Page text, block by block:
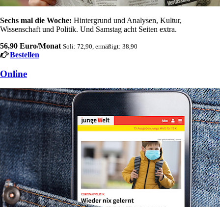
Sechs mal die Woche: Hintergrund und Analysen, Kultur,
Wissenschaft und Politik. Und Samstag acht Seiten extra.
56,90 Euro/Monat Soli: 72,90, ermäßigt: 38,90
Bestellen
Online